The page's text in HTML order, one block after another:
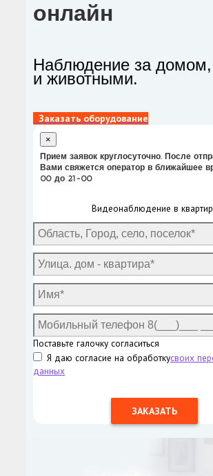
онлайн
Наблюдение за
и животными.
Заказать оборудование
×
Прием заявок круглосуточно. После
Вами свяжется оператор в ближайшее
00 до 21-00
Видеонаблюдение в
Поставьте галочку согласиться
Я даю согласие на обработкусвоих
данных